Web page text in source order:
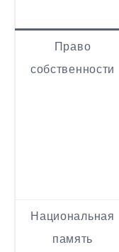
Право
собственности
Национальная
память